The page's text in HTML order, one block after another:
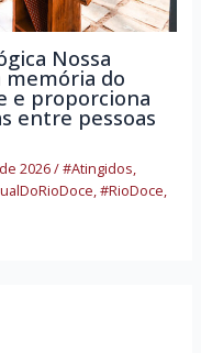
Nossa
memória do
e proporciona
entre pessoas
2026/#Atingidos,
,#RioDoce,